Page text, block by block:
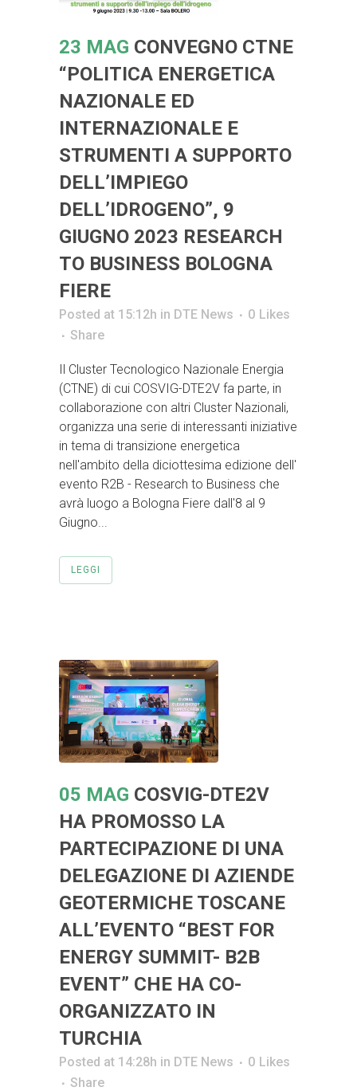
23 MAG CONVEGNO CTNE
“POLITICA ENERGETICA
NAZIONALE ED
INTERNAZIONALE E
STRUMENTI A SUPPORTO
DELL’IMPIEGO
DELL’IDROGENO”, 9
GIUGNO 2023 RESEARCH
TO BUSINESS BOLOGNA
FIERE
Posted at 15:12h in DTE News 0 Likes
Share
Il Cluster Tecnologico Nazionale Energia
(CTNE) di cui COSVIG-DTE2V fa parte, in
collaborazione con altri Cluster Nazionali,
organizza una serie di interessanti iniziative
in tema di transizione energetica
nell'ambito della diciottesima edizione dell'
evento R2B - Research to Business che
avrà luogo a Bologna Fiere dall'8 al 9
Giugno...
LEGGI
05 MAG COSVIG-DTE2V
HA PROMOSSO LA
PARTECIPAZIONE DI UNA
DELEGAZIONE DI AZIENDE
GEOTERMICHE TOSCANE
ALL’EVENTO “BEST FOR
ENERGY SUMMIT- B2B
EVENT” CHE HA CO-
ORGANIZZATO IN
TURCHIA
Posted at 14:28h in DTE News 0 Likes
Share